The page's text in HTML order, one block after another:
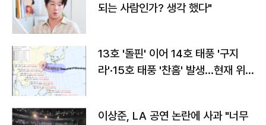
되는 사람인가? 생각 했다"
13호 '돌핀' 이어 14호 태풍 '구지
라'·15호 태풍 '찬홈' 발생…현재 위
이상준, LA 공연 논란에 사과 "너무